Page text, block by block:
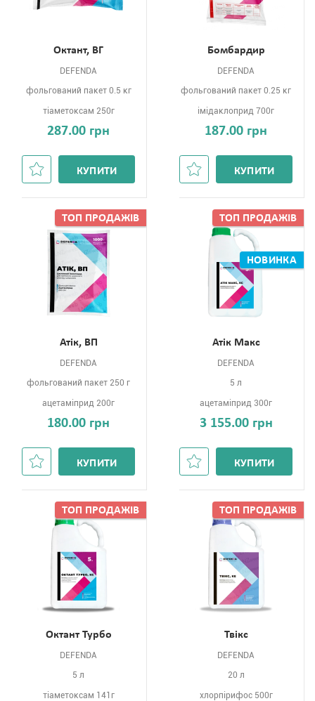
Октант, ВГ
DEFENDA
фольгований пакет 0.5 кг
тіаметоксам 250г
287.00 грн
КУПИТИ
Бомбардир
DEFENDA
фольгований пакет 0.25 кг
імідаклоприд 700г
187.00 грн
КУПИТИ
Атік, ВП
ТОП ПРОДАЖIВ
DEFENDA
фольгований пакет 250 г
ацетаміприд 200г
180.00 грн
КУПИТИ
Атік Макс
ТОП ПРОДАЖIВ
НОВИНКА
DEFENDA
5 л
ацетаміприд 300г
3 155.00 грн
КУПИТИ
Октант Турбо
ТОП ПРОДАЖIВ
DEFENDA
5 л
тіаметоксам 141г
Твікс
ТОП ПРОДАЖIВ
DEFENDA
20 л
хлорпірифос 500г